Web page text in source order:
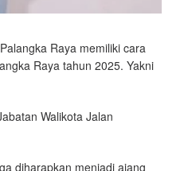
Raya memiliki cara
Raya tahun 2025. Yakni
Walikota Jalan
diharapkan menjadi ajang